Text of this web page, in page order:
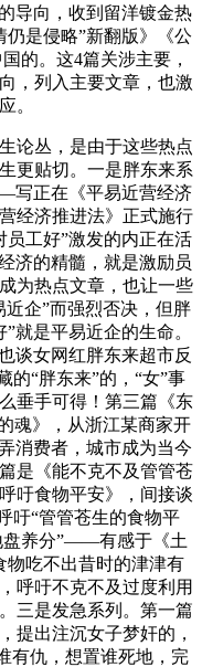
导向，收到留洋镀金热
仍是侵略”新翻版》《公
的。这4篇关涉主要，
，列入主要文章，也激
。
丛，是由于这些热点
更贴切。一是胖东来系
写正在《平易近营经济
经济推进法》正式施行
员工好”激发的内正在活
济的精髓，就是激励员
为热点文章，也让一些
近企”而强烈否决，但胖
就是平易近企的生命。
谈女网红胖东来超市反
的“胖东来”的，“女”事
垂手可得！第三篇《东
魂》，从浙江某商家开
消费者，城市成为当今
是《能不克不及管管苍
吁食物平安》，间接谈
吁“管管苍生的食物平
盘养分”——有感于《土
物吃不出昔时的津津有
呼吁不克不及过度利用
三是发急系列。第一篇
提出注沉女子梦奸的，
有仇，想置谁死地，完